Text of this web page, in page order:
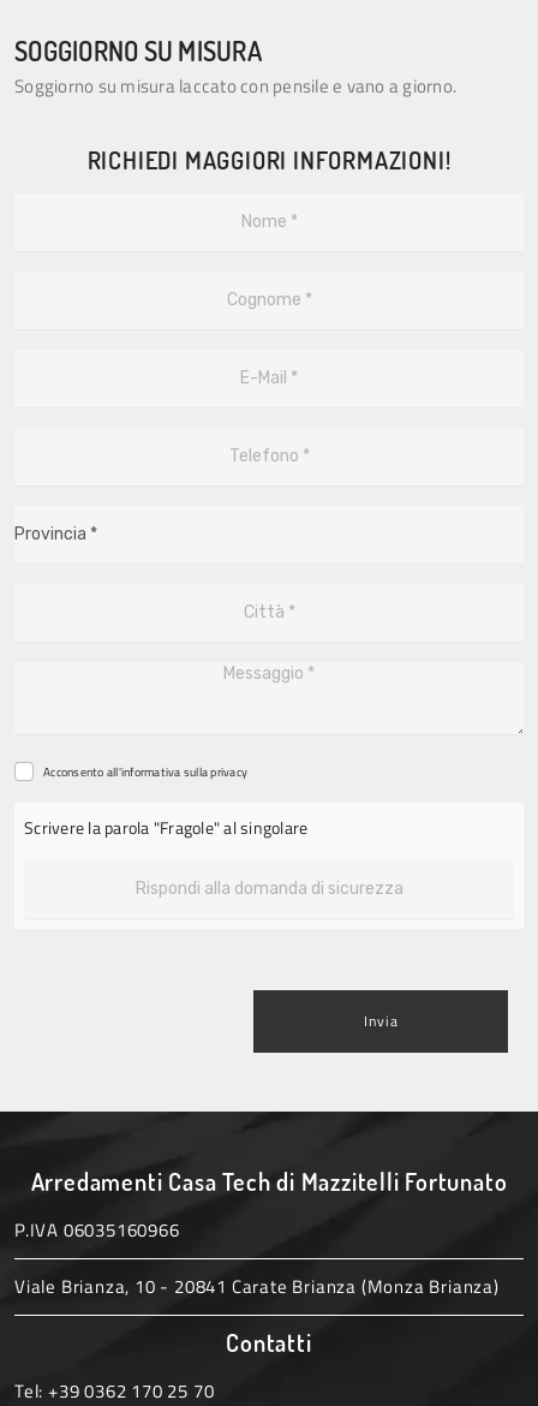
SOGGIORNO SU MISURA
Soggiorno su misura laccato con pensile e vano a giorno.
RICHIEDI MAGGIORI INFORMAZIONI!
Acconsento all'informativa sullaprivacy
Scrivere la parola "Fragole" al singolare
Invia
Arredamenti Casa Tech di Mazzitelli Fortunato
P.IVA 06035160966
Viale Brianza, 10 - 20841 Carate Brianza (Monza Brianza)
Contatti
Tel: +39 0362 170 25 70